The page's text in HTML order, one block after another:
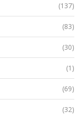
(137)
(83)
(30)
(1)
(69)
(32)